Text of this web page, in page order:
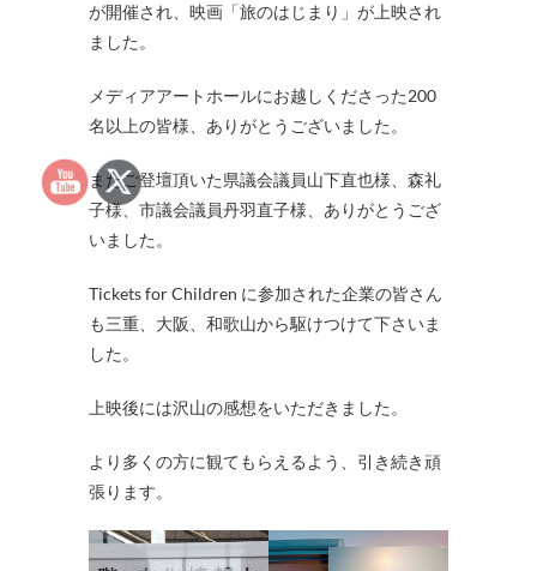
が開催され、映画「旅のはじまり」が上映され
ました。
メディアアートホールにお越しくださった200
名以上の皆様、ありがとうございました。
またご登壇頂いた県議会議員山下直也様、森礼
子様、市議会議員丹羽直子様、ありがとうござ
いました。
Tickets for Children に参加された企業の皆さん
も三重、大阪、和歌山から駆けつけて下さいま
した。
上映後には沢山の感想をいただきました。
より多くの方に観てもらえるよう、引き続き頑
張ります。